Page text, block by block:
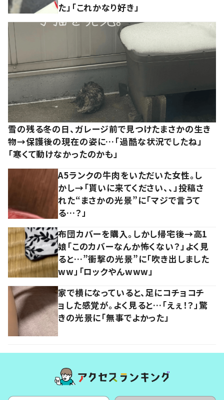
た」「これかなり好き」
雪の残る冬の日、ガレージ前で見つけたまさかの生き
物→保護後の現在の姿に…「過酷な状況でしたね」
「寒くて動けなかったのかも」
A5ランクの牛肉をいただいた女性。し
かし→「貰いに来てください、、」投稿さ
れた“まさかの光景”に「マジで言うて
る…？」
布団カバーを購入。しかし帰宅後→高1
娘「このカバーなんか怖くない？」よく見
ると…”衝撃の光景”に「吹き出しました
ww」「ロックやんwww」
家で横になっていると、足にコチョコチ
ョした感覚が。よく見ると…「えぇ！？」驚
きの光景に「無事でよかった」